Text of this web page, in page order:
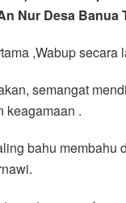
Nur Desa Banua
,Wabup
semangat
keagamaan .
bahu